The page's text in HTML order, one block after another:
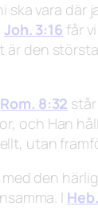
vara där
Joh. 3:16 får
är den
Rom. 8:32
och Han
utan
den
I